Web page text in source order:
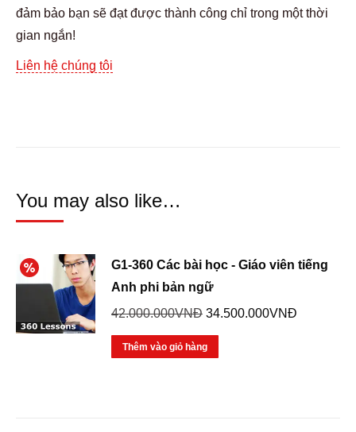
đảm bảo bạn sẽ đạt được thành công chỉ trong một thời
gian ngắn!
Liên hệ chúng tôi
You may also like…
G1-360 Các bài học - Giáo viên tiếng
Anh phi bản ngữ
42.000.000VNĐ Giá
gốc
là:
34.500.000VNĐ
Thêm vào giỏ hàng